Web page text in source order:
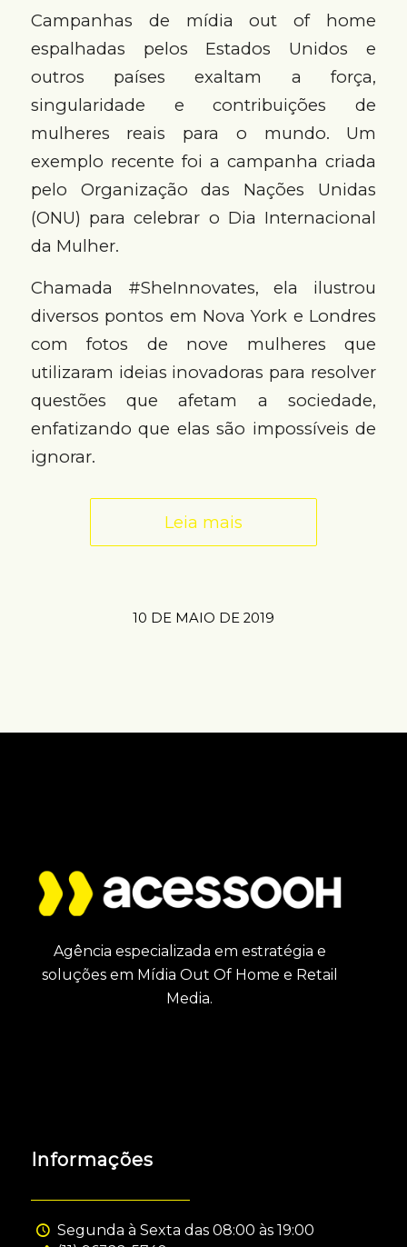
Campanhas de mídia out of home
espalhadas pelos Estados Unidos e
outros países exaltam a força,
singularidade e contribuições de
mulheres reais para o mundo. Um
exemplo recente foi a campanha criada
pelo Organização das Nações Unidas
(ONU) para celebrar o Dia Internacional
da Mulher.
Chamada #SheInnovates, ela ilustrou
diversos pontos em Nova York e Londres
com fotos de nove mulheres que
utilizaram ideias inovadoras para resolver
questões que afetam a sociedade,
enfatizando que elas são impossíveis de
ignorar.
Leia mais
10 DE MAIO DE 2019
Agência especializada em estratégia e
soluções em Mídia Out Of Home e Retail
Media.
Informações
Segunda à Sexta das 08:00 às 19:00